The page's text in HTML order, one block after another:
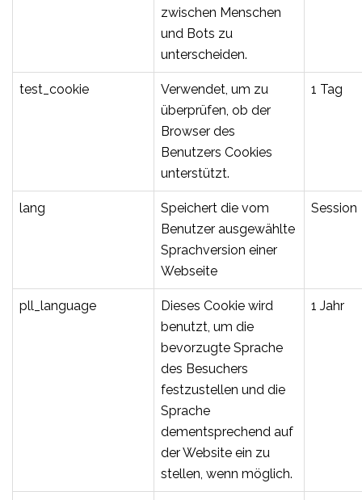
zwischen Menschen
und Bots zu
unterscheiden.
test_cookie
Verwendet, um zu
überprüfen, ob der
Browser des
Benutzers Cookies
unterstützt.
1 Tag
lang
Speichert die vom
Benutzer ausgewählte
Sprachversion einer
Webseite
Session
pll_language
Dieses Cookie wird
benutzt, um die
bevorzugte Sprache
des Besuchers
festzustellen und die
Sprache
dementsprechend auf
der Website ein zu
stellen, wenn möglich.
1 Jahr